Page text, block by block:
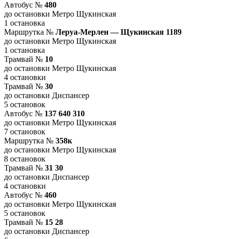
Автобус № 480
до остановки Метро Щукинская
1 остановка
Маршрутка № Леруа-Мерлен — Щукинская 1189
до остановки Метро Щукинская
1 остановка
Трамвай № 10
до остановки Метро Щукинская
4 остановки
Трамвай № 30
до остановки Диспансер
5 остановок
Автобус № 137 640 310
до остановки Метро Щукинская
7 остановок
Маршрутка № 358к
до остановки Метро Щукинская
8 остановок
Трамвай № 31 30
до остановки Диспансер
4 остановки
Автобус № 460
до остановки Метро Щукинская
5 остановок
Трамвай № 15 28
до остановки Диспансер